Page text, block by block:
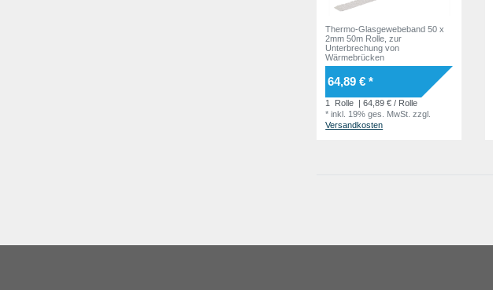
Thermo-Glasgewebeband 50 x
2mm 50m Rolle, zur
Unterbrechung von
Wärmebrücken
64,89 € *
1 Rolle
| 64,89 € / Rolle
*inkl. 19% ges. MwSt. zzgl.
Versandkosten